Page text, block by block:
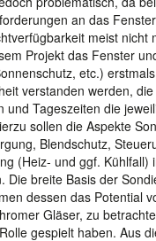
an das
meist nicht
Projekt das Fenster
etc.)
verstanden werden,
und Tageszeiten die
sollen die Aspekte
Blendschutz,
(Heiz- und ggf. Kühlfall)
Die breite Basis der
dessen das Potential
Gläser, zu
gespielt haben. Aus